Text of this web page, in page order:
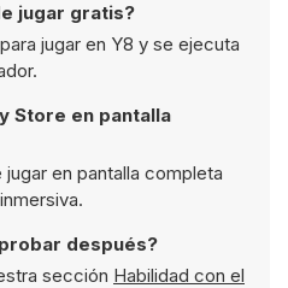
jugar gratis?
jugar en Y8 y se ejecuta
Store en pantalla
en pantalla completa
después?
sección Habilidad con el